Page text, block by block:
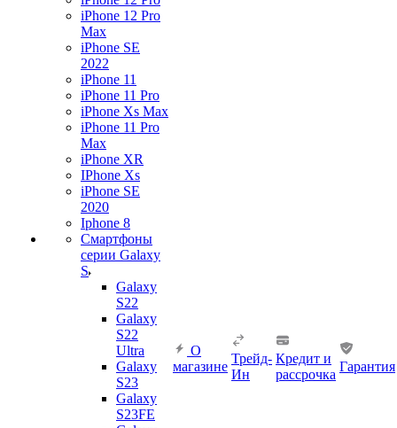
iPhone 12 Pro
Max
iPhone SE
2022
iPhone 11
iPhone 11 Pro
iPhone Xs Max
iPhone 11 Pro
Max
iPhone XR
IPhone Xs
iPhone SE
2020
Iphone 8
Смартфоны
серии Galaxy
S
Galaxy
S22
Galaxy
S22
Ultra
Galaxy
S23
Galaxy
S23FE
О
магазине
Трейд-
Ин
Кредит и
рассрочка
Гарантия